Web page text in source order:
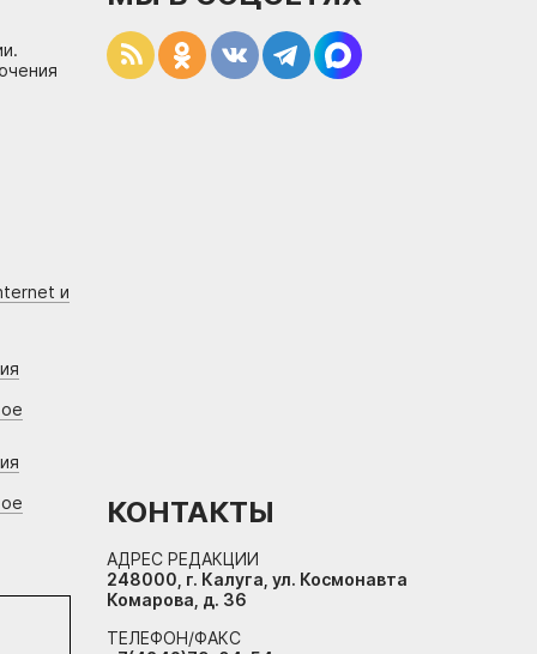
и
КОНТАКТЫ
АДРЕС РЕДАКЦИИ
248000, г. Калуга, ул. Космонавта
Комарова, д. 36
ТЕЛЕФОН/ФАКС